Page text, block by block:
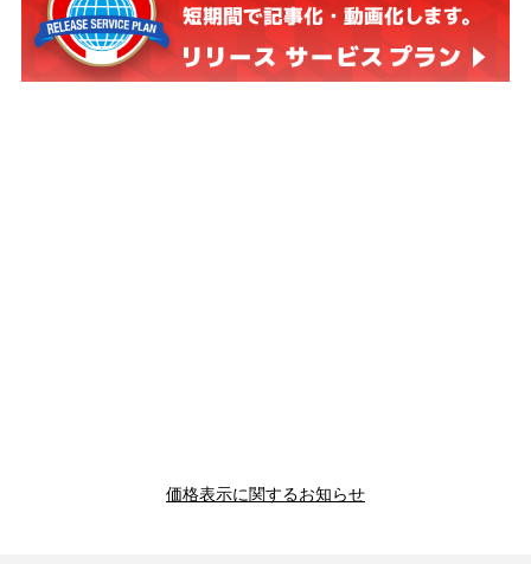
価格表示に関するお知らせ